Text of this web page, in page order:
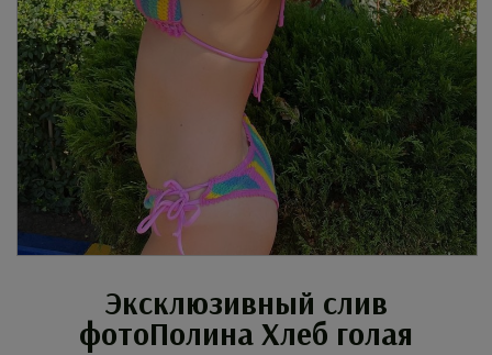
Эксклюзивный слив
фотоПолина Хлеб голая